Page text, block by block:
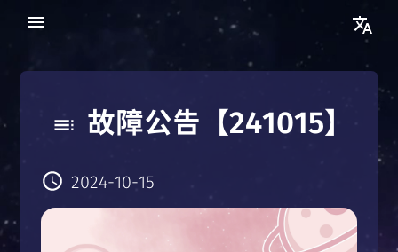
故障公告【241015】
2024-10-15